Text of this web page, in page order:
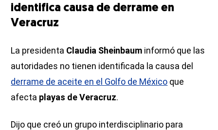
identifica causa de derrame en
Veracruz
La presidenta Claudia Sheinbaum informó que las
autoridades no tienen identificada la causa del
derrame de aceite en el Golfo de México que
afecta playas de Veracruz.
Dijo que creó un grupo interdisciplinario para